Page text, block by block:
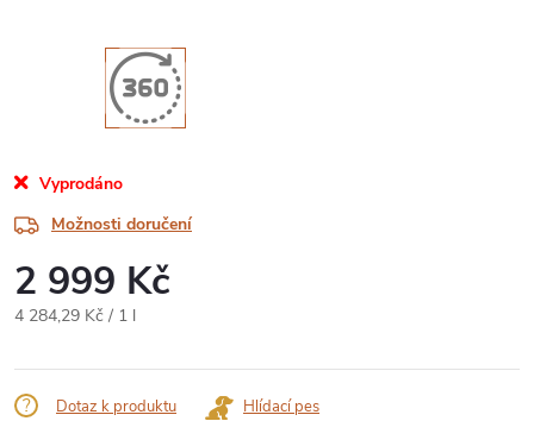
Vyprodáno
Možnosti doručení
2 999 Kč
Měrná
4 284,29 Kč / 1 l
Dotaz k produktu Hlídací pes